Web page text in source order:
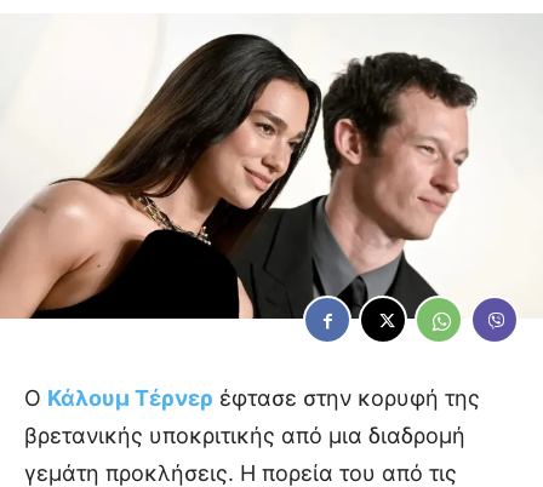
Ο Κάλουμ Τέρνερ έφτασε στην κορυφή της
βρετανικής υποκριτικής από μια διαδρομή
γεμάτη προκλήσεις. Η πορεία του από τις